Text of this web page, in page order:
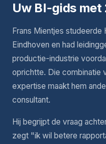
Uw BI-gids
Frans Mientjes studeerde
Eindhoven en had
productie-industrie
oprichtte. Die combinatie
expertise maakt hem
consultant.
Hij begrijpt de vraag
zegt "ik wil betere